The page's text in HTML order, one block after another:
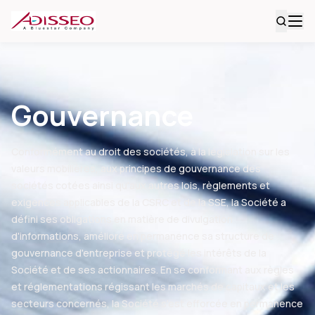
Gouvernance
Conformément au droit des sociétés, à la législation sur les
valeurs mobilières, aux principes de gouvernance des
sociétés cotées ainsi qu'aux autres lois, règlements et
exigences applicables de la CSRC et de la SSE, la Société a
défini ses obligations en matière de divulgation
d'informations, amélioré en permanence sa structure de
gouvernance d'entreprise et protégé les intérêts de la
Société et de ses actionnaires. En se conformant aux règles
et réglementations régissant les marchés de capitaux et les
secteurs concernés, la Société s'est efforcée en permanence